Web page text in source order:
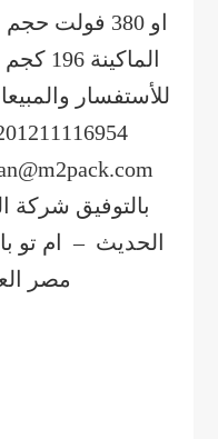
للأستفسار
بالتوفيق شركة
الحديث – ام تو
مصر